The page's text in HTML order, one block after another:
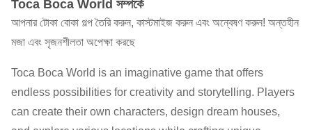
Toca Boca World সম্পর্কে
আপনার টোকা বোকা গল্প তৈরি করুন, কাস্টমাইজ করুন এবং অন্বেষণ করুন! অন্তহীন
মজা এবং সৃজনশীলতা অপেক্ষা করছে
Toca Boca World is an imaginative game that offers
endless possibilities for creativity and storytelling. Players
can create their own characters, design dream houses,